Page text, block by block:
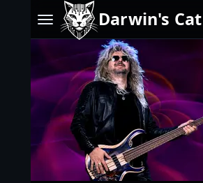
Darwin's Cat